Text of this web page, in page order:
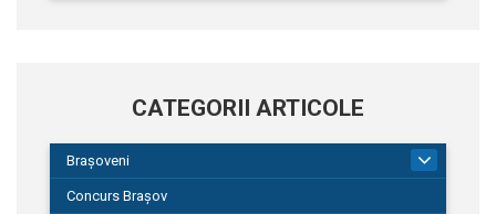
CATEGORII ARTICOLE
Brașoveni
Concurs Brașov